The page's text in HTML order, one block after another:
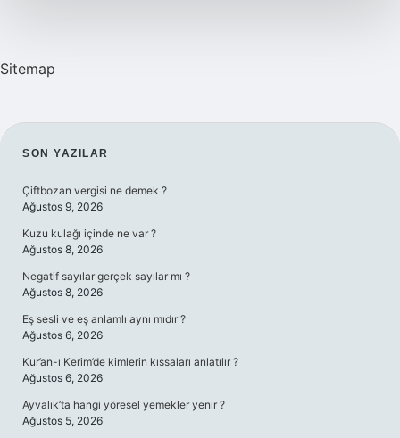
Sitemap
SIDEBAR
SON YAZILAR
Çiftbozan vergisi ne demek ?
Ağustos 9, 2026
Kuzu kulağı içinde ne var ?
Ağustos 8, 2026
Negatif sayılar gerçek sayılar mı ?
Ağustos 8, 2026
Eş sesli ve eş anlamlı aynı mıdır ?
Ağustos 6, 2026
Kur’an-ı Kerim’de kimlerin kıssaları anlatılır ?
Ağustos 6, 2026
Ayvalık’ta hangi yöresel yemekler yenir ?
Ağustos 5, 2026